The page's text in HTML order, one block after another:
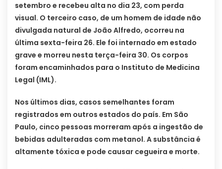
setembro e recebeu alta no dia 23, com perda
visual. O terceiro caso, de um homem de idade não
divulgada natural de João Alfredo, ocorreu na
última sexta-feira 26. Ele foi internado em estado
grave e morreu nesta terça-feira 30. Os corpos
foram encaminhados para o Instituto de Medicina
Legal (IML).
Nos últimos dias, casos semelhantes foram
registrados em outros estados do país. Em São
Paulo, cinco pessoas morreram após a ingestão de
bebidas adulteradas com metanol. A substância é
altamente tóxica e pode causar cegueira e morte.